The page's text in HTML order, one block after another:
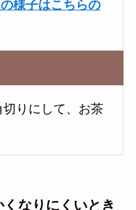
様子はこちらの
りにして、お茶
なりにくいとき